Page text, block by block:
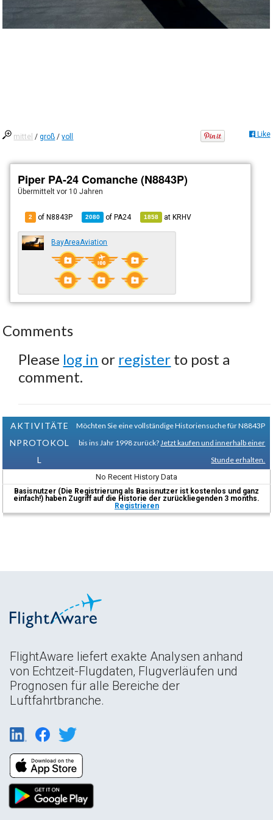
mittel /groß /voll Like
Piper PA-24 Comanche (N8843P)
Übermitteltvor 10 Jahren
2 of N8843P 2080 ofPA24 1858 atKRHV
BayAreaAviation
Comments
Please log in or register to post a
comment.
AKTIVITÄTE
NPROTOKOL
L
Möchten Sie eine vollständige Historiensuche für N8843P
bis ins Jahr 1998 zurück? Jetzt kaufen und innerhalb einer
Stunde erhalten.
No Recent History Data
Basisnutzer (Die Registrierung als Basisnutzer ist kostenlos und ganz
einfach!) haben Zugriff auf die Historie der zurückliegenden 3 months.
Registrieren
FlightAware liefert exakte Analysen anhand
von Echtzeit-Flugdaten, Flugverläufen und
Prognosen für alle Bereiche der
Luftfahrtbranche.